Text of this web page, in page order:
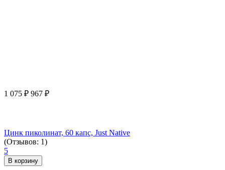
1 075 ₽ 967 ₽
Цинк пиколинат, 60 капс, Just Native
(Отзывов: 1)
5
В корзину